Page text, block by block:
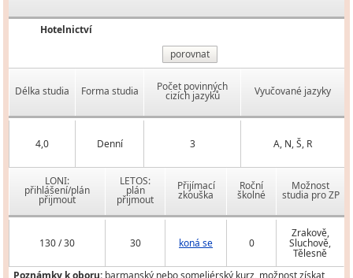
Hotelnictví
porovnat
Délka studia Forma studia Počet povinných
cizích jazyků Vyučované jazyky
4,0 Denní 3 A, N, Š, R
LONI:
přihlášení/plán
přijmout
LETOS:
plán
přijmout
Přijímací
zkouška
Roční
školné
Možnost
studia pro ZP
130 / 30 30 koná se 0
Zrakově,
Sluchově,
Tělesně